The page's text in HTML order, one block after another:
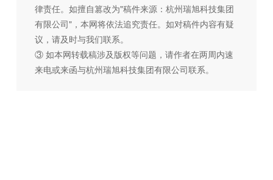
律责任。如擅自篡改为"稿件来源：杭州瑞旭科技集团
有限公司"，本网将依法追究责任。如对稿件内容有疑
议，请及时与我们联系。
③ 如本网转载稿涉及版权等问题，请作者在两周内速
来电或来函与杭州瑞旭科技集团有限公司联系。